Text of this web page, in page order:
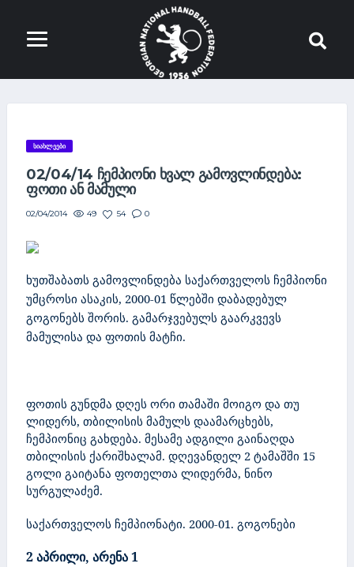
ᲡᲘᲐᲮᲚᲔᲔᲑᲘ
02/04/14 ᲩᲔᲛᲞᲘᲝᲜᲘ ᲮᲕᲐᲚ ᲒᲐᲛᲝᲕᲚᲘᲜᲓᲔᲑᲐ:
ᲤᲝᲗᲘ ᲐᲜ ᲛᲐᲛᲣᲚᲘ
02/04/2014 49 54 0
ხუთშაბათს გამოვლინდება საქართველოს ჩემპიონი
უმცროსი ასაკის, 2000-01 წლებში დაბადებულ
გოგონებს შორის. გამარჯვებულს გაარკვევს
მამულისა და ფოთის მატჩი.
ფოთის გუნდმა დღეს ორი თამაში მოიგო და თუ
ლიდერს, თბილისის მამულს დაამარცხებს,
ჩემპიონიც გახდება. მესამე ადგილი გაინაღდა
თბილისის ქარიშხალამ. დღევანდელ 2 ტამაშში 15
გოლი გაიტანა ფოთელთა ლიდერმა, ნინო
სურგულაძემ.
საქართველოს ჩემპიონატი. 2000-01. გოგონები
2 აპრილი, არენა 1